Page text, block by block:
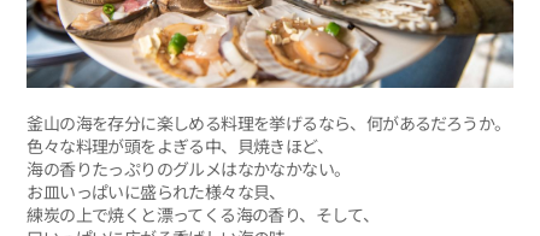
釜山の海を存分に楽しめる料理を挙げるなら、何があるだろうか。
色々な料理が頭をよぎる中、貝焼きほど、
海の香りたっぷりのグルメはなかなかない。
お皿いっぱいに盛られた様々な貝、
練炭の上で焼くと漂ってくる海の香り、そして、